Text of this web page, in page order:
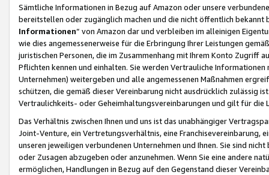
Sämtliche Informationen in Bezug auf Amazon oder unsere
bereitstellen oder zugänglich machen und die nicht öffentlich
Informationen“ von Amazon dar und verbleiben im alleinigen
wie dies angemessenerweise für die Erbringung Ihrer Leistungen
juristischen Personen, die im Zusammenhang mit Ihrem Konto
Pflichten kennen und einhalten. Sie werden Vertrauliche
Unternehmen) weitergeben und alle angemessenen Maßnahmen
schützen, die gemäß dieser Vereinbarung nicht ausdrücklich zulässig
Vertraulichkeits- oder Geheimhaltungsvereinbarungen und gilt für die
Das Verhältnis zwischen Ihnen und uns ist das unabhängiger
Joint-Venture, ein Vertretungsverhältnis, eine Franchisevereinbarung,
unseren jeweiligen verbundenen Unternehmen und Ihnen. Sie sind
oder Zusagen abzugeben oder anzunehmen. Wenn Sie eine andere
ermöglichen, Handlungen in Bezug auf den Gegenstand dieser